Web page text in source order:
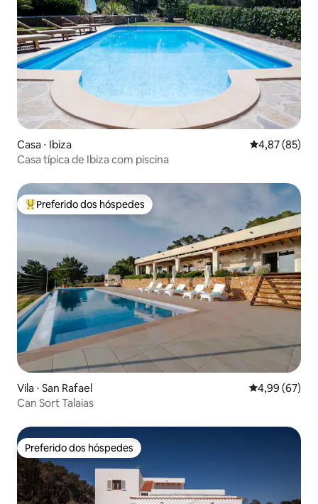
Casa ⋅ Ibiza 4,87 de uma
4,87 (85)
Casa típica de Ibiza com piscina
Entre os melhores preferidos dos hóspedes
Preferido dos hóspedes
Vila ⋅ San Rafael 4,99 de uma
4,99 (67)
Can Sort Talaias
Preferido dos hóspedes
Preferido dos hóspedes